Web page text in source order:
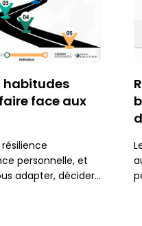
habitudes
face aux
personnelle, et
adapter, décider
mieux vous